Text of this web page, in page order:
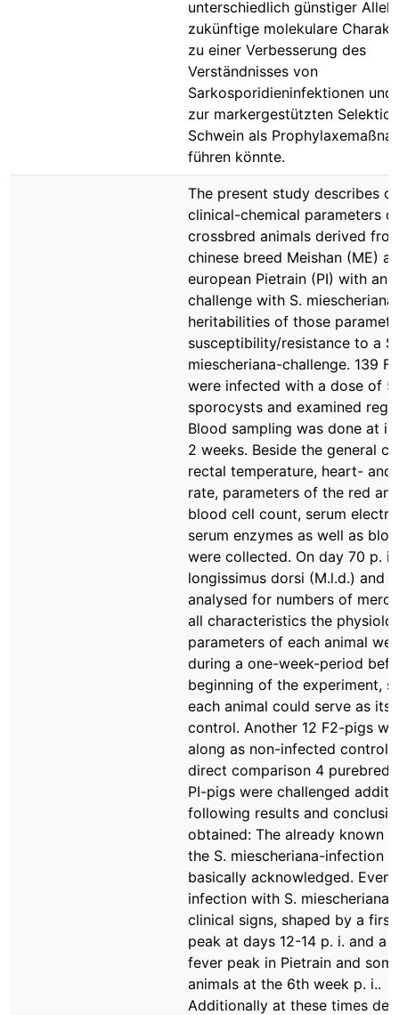
unterschiedlich günstiger
zukünftige molekulare
zu einer Verbesserung des
Verständnisses von
Sarkosporidieninfektionen und
zur markergestützten
Schwein als
führen könnte.
The present study describes
clinical-chemical parameters
crossbred animals derived
chinese breed Meishan (ME)
european Pietrain (PI) with
challenge with S. miescheriana
heritabilities of those
susceptibility/resistance to a S.
miescheriana-challenge. 139
were infected with a dose of
sporocysts and examined
Blood sampling was done at
2 weeks. Beside the general
rectal temperature, heart- and
rate, parameters of the red
blood cell count, serum
serum enzymes as well as
were collected. On day 70 p. i.
longissimus dorsi (M.l.d.) and
analysed for numbers of
all characteristics the
parameters of each animal
during a one-week-period
beginning of the experiment,
each animal could serve as its
control. Another 12 F2-pigs
along as non-infected
direct comparison 4 purebred
PI-pigs were challenged
following results and
obtained: The already known
the S. miescheriana-infection
basically acknowledged. Even
infection with S. miescheriana
clinical signs, shaped by a
peak at days 12-14 p. i. and a
fever peak in Pietrain and
animals at the 6th week p. i..
Additionally at these times